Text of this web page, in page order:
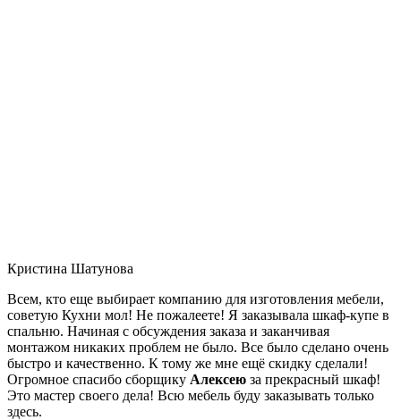
Кристина Шатунова
Всем, кто еще выбирает компанию для изготовления мебели,
советую Кухни мол! Не пожалеете! Я заказывала шкаф-купе в
спальню. Начиная с обсуждения заказа и заканчивая
монтажом никаких проблем не было. Все было сделано очень
быстро и качественно. К тому же мне ещё скидку сделали!
Огромное спасибо сборщику Алексею за прекрасный шкаф!
Это мастер своего дела! Всю мебель буду заказывать только
здесь.